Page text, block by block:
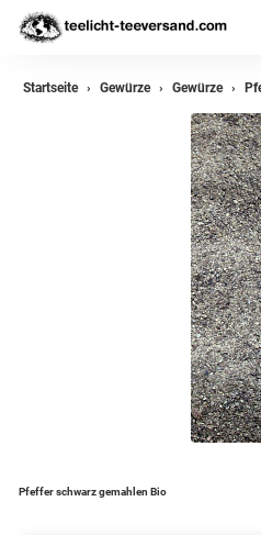
zurück
Startseite Gewürze Gewürze
Pfeffer schwarz gemahlen Bio